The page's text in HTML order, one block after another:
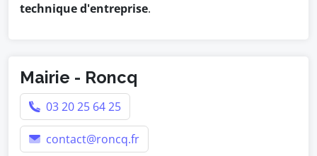
technique d'entreprise.
Mairie - Roncq
03 20 25 64 25
contact@roncq.fr